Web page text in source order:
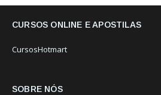
CURSOS ONLINE E APOSTILAS
CursosHotmart
SOBRE NÓS